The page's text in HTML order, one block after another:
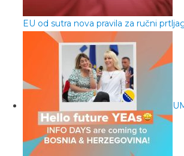
EU od sutra nova pravila za ručni